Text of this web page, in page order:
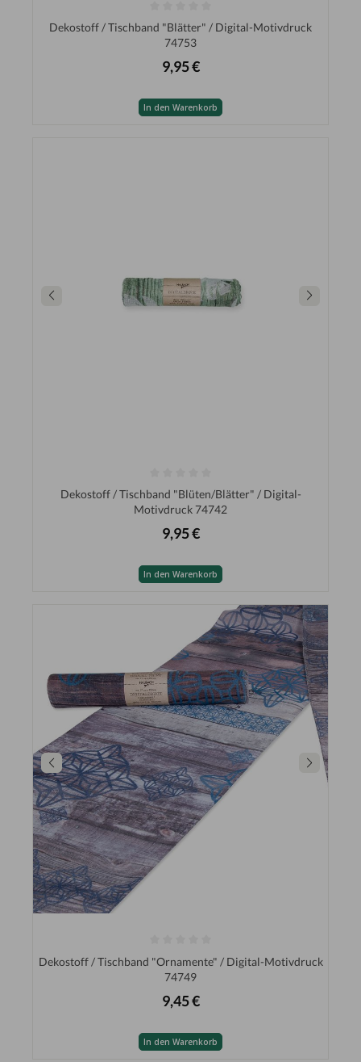
Dekostoff / Tischband "Blätter" / Digital-Motivdruck
74753
9,95 €
In den Warenkorb
Dekostoff / Tischband "Blüten/Blätter" / Digital-
Motivdruck 74742
9,95 €
In den Warenkorb
Dekostoff / Tischband "Ornamente" / Digital-Motivdruck
74749
9,45 €
In den Warenkorb